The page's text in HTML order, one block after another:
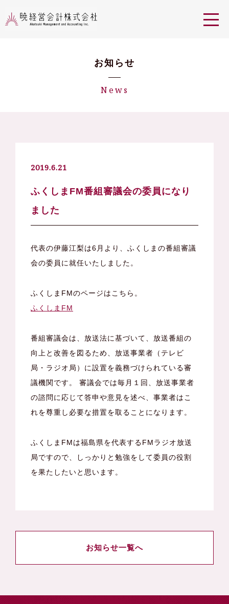
お知らせ
News
2019.6.21
ふくしまFM番組審議会の委員になり
ました
代表の伊藤江梨は6月より、ふくしまの番組審議
会の委員に就任いたしました。
ふくしまFMのページはこちら。
ふくしまFM
番組審議会は、放送法に基づいて、放送番組の
向上と改善を図るため、放送事業者（テレビ
局・ラジオ局）に設置を義務づけられている審
議機関です。 審議会では毎月１回、放送事業者
の諮問に応じて答申や意見を述べ、事業者はこ
れを尊重し必要な措置を取ることになります。
ふくしまFMは福島県を代表するFMラジオ放送
局ですので、しっかりと勉強をして委員の役割
を果たしたいと思います。
お知らせ一覧へ